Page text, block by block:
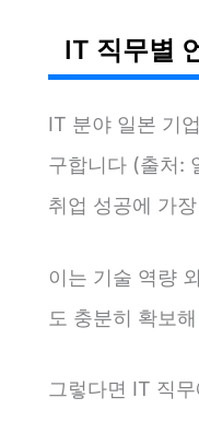
IT 직무별
IT 분야 일본 기
구합니다 (출처:
취업 성공에 가
이는 기술 역량
도 충분히 확보
그렇다면 IT 직